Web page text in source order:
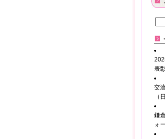
表
交
（
鎌
ォ